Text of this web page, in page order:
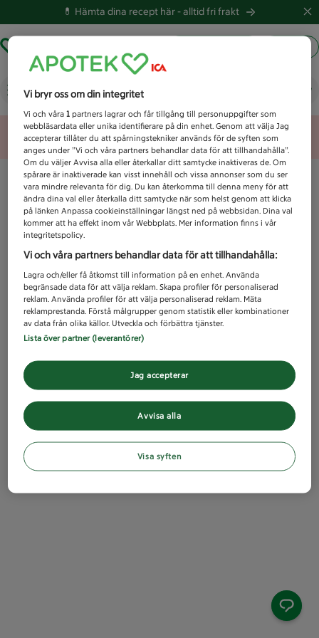
💊 Hämta dina recept här -alltid fri frakt
Vad letar du efter idag?
Unknown error
Vi bryr oss om din integritet
Vi och våra1 partners lagrar och får tillgång till personuppgifter som
webbläsardata eller unika identifierare på din enhet. Genom att välja Jag
accepterar tillåter du att spårningstekniker används för de syften som
anges under ”Vi och våra partners behandlar data för att tillhandahålla”.
Om du väljer Avvisa alla eller återkallar ditt samtycke inaktiveras de. Om
spårare är inaktiverade kan visst innehåll och vissa annonser som du ser
vara mindre relevanta för dig. Du kan återkomma till denna meny för att
ändra dina val eller återkalla ditt samtycke när som helst genom att klicka
på länken Anpassa cookieinställningar längst ned på webbsidan. Dina val
kommer att ha effekt inom vår Webbplats. Mer information finns i vår
integritetspolicy.
Vi och våra partners behandlar data för att tillhandahålla:
Lagra och/eller få åtkomst till information på en enhet. Använda
begränsade data för att välja reklam. Skapa profiler för personaliserad
reklam. Använda profiler för att välja personaliserad reklam. Mäta
reklamprestanda. Förstå målgrupper genom statistik eller kombinationer
av data från olika källor. Utveckla och förbättra tjänster.
Lista över partner (leverantörer)
Avvisa alla
Jag accepterar
Visa syften